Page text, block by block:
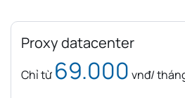
Proxy datacenter
Chỉ từ 69.000 vnđ/